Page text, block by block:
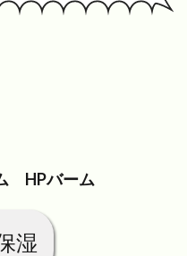
HPバーム
湿